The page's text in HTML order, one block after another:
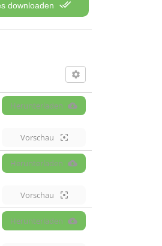
downloaden
Herunterladen
Vorschau
Herunterladen
Vorschau
Herunterladen